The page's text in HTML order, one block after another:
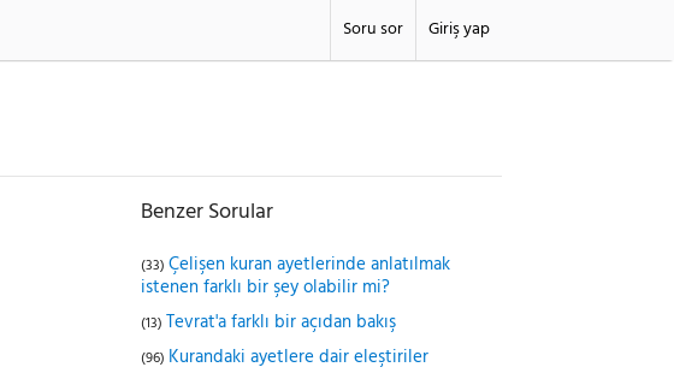
Giriş yap
Soru sor
Benzer Sorular
(33) Çelişen kuran ayetlerinde anlatılmak
istenen farklı bir şey olabilir mi?
(13) Tevrat'a farklı bir açıdan bakış
(96) Kurandaki ayetlere dair eleştiriler